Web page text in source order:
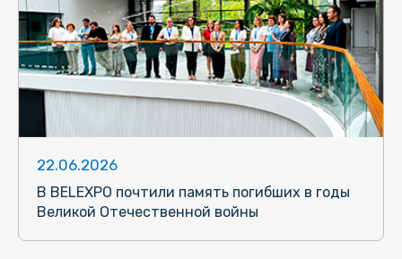
22.06.2026
В BELEXPO почтили память погибших в годы
Великой Отечественной войны